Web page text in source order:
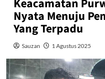
Keacamatan
Nyata Menuju
Yang Terpadu
Sauzan 1 Agustus 2025